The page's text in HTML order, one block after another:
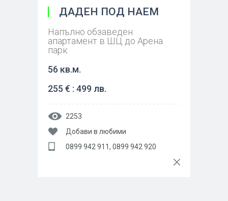
ДАДЕН ПОД НАЕМ
Напълно обзаведен
апартамент в ШЦ до Арена
парк
56 кв.м.
255 € : 499 лв.
2253
Добави в любими
0899 942 911, 0899 942 920